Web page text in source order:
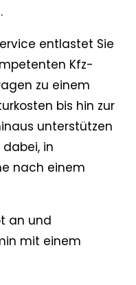
entlastet Sie
Kfz-
zu einem
bis hin zur
unterstützen
in
nach einem
an und
mit einem